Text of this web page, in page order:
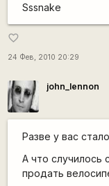
Sssnake
favorite_border
24 Фев, 2010 20:29
john_lennon
Разве у вас
А что случилось
продать